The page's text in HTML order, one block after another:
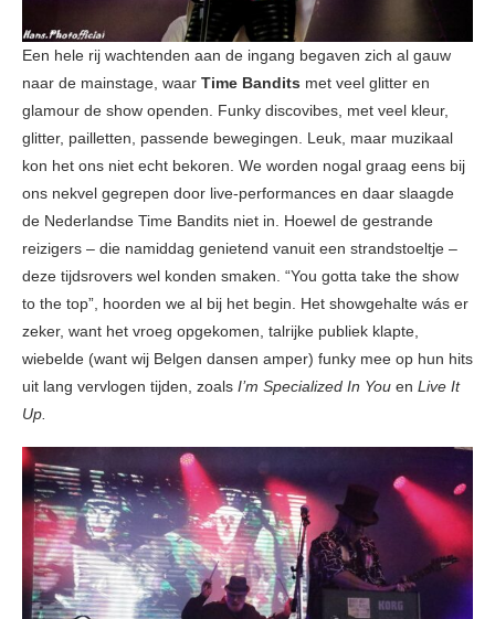
Een hele rij wachtenden aan de ingang begaven zich al gauw
naar de mainstage, waar Time Bandits met veel glitter en
glamour de show openden. Funky discovibes, met veel kleur,
glitter, pailletten, passende bewegingen. Leuk, maar muzikaal
kon het ons niet echt bekoren. We worden nogal graag eens bij
ons nekvel gegrepen door live-performances en daar slaagde
de Nederlandse Time Bandits niet in. Hoewel de gestrande
reizigers – die namiddag genietend vanuit een strandstoeltje –
deze tijdsrovers wel konden smaken. “You gotta take the show
to the top”, hoorden we al bij het begin. Het showgehalte wás er
zeker, want het vroeg opgekomen, talrijke publiek klapte,
wiebelde (want wij Belgen dansen amper) funky mee op hun hits
uit lang vervlogen tijden, zoals I’m Specialized In You en Live It
Up.